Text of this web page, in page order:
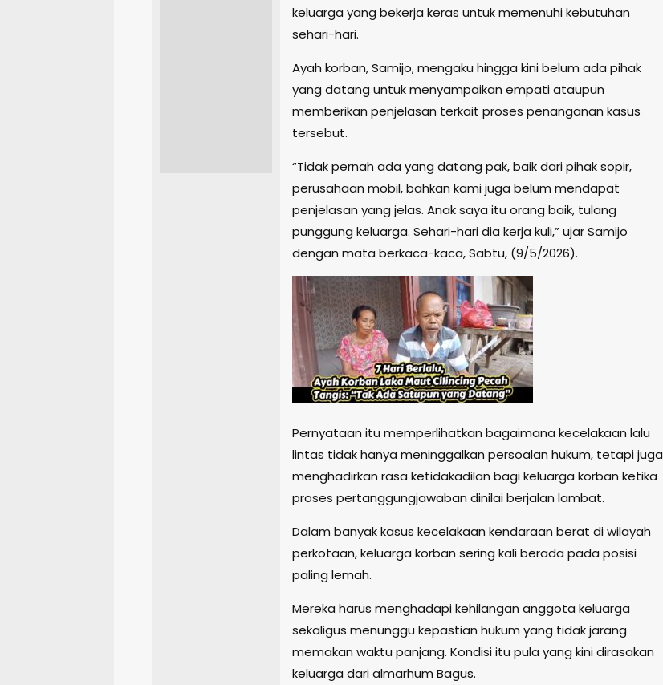
keluarga yang bekerja keras untuk memenuhi kebutuhan
sehari-hari.
Ayah korban, Samijo, mengaku hingga kini belum ada pihak
yang datang untuk menyampaikan empati ataupun
memberikan penjelasan terkait proses penanganan kasus
tersebut.
“Tidak pernah ada yang datang pak, baik dari pihak sopir,
perusahaan mobil, bahkan kami juga belum mendapat
penjelasan yang jelas. Anak saya itu orang baik, tulang
punggung keluarga. Sehari-hari dia kerja kuli,” ujar Samijo
dengan mata berkaca-kaca, Sabtu, (9/5/2026).
Pernyataan itu memperlihatkan bagaimana kecelakaan lalu
lintas tidak hanya meninggalkan persoalan hukum, tetapi juga
menghadirkan rasa ketidakadilan bagi keluarga korban ketika
proses pertanggungjawaban dinilai berjalan lambat.
Dalam banyak kasus kecelakaan kendaraan berat di wilayah
perkotaan, keluarga korban sering kali berada pada posisi
paling lemah.
Mereka harus menghadapi kehilangan anggota keluarga
sekaligus menunggu kepastian hukum yang tidak jarang
memakan waktu panjang. Kondisi itu pula yang kini dirasakan
keluarga dari almarhum Bagus.